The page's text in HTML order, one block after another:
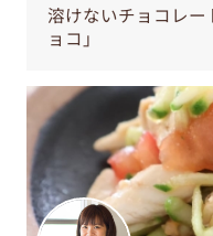
溶けないチョコレ
ョコ」